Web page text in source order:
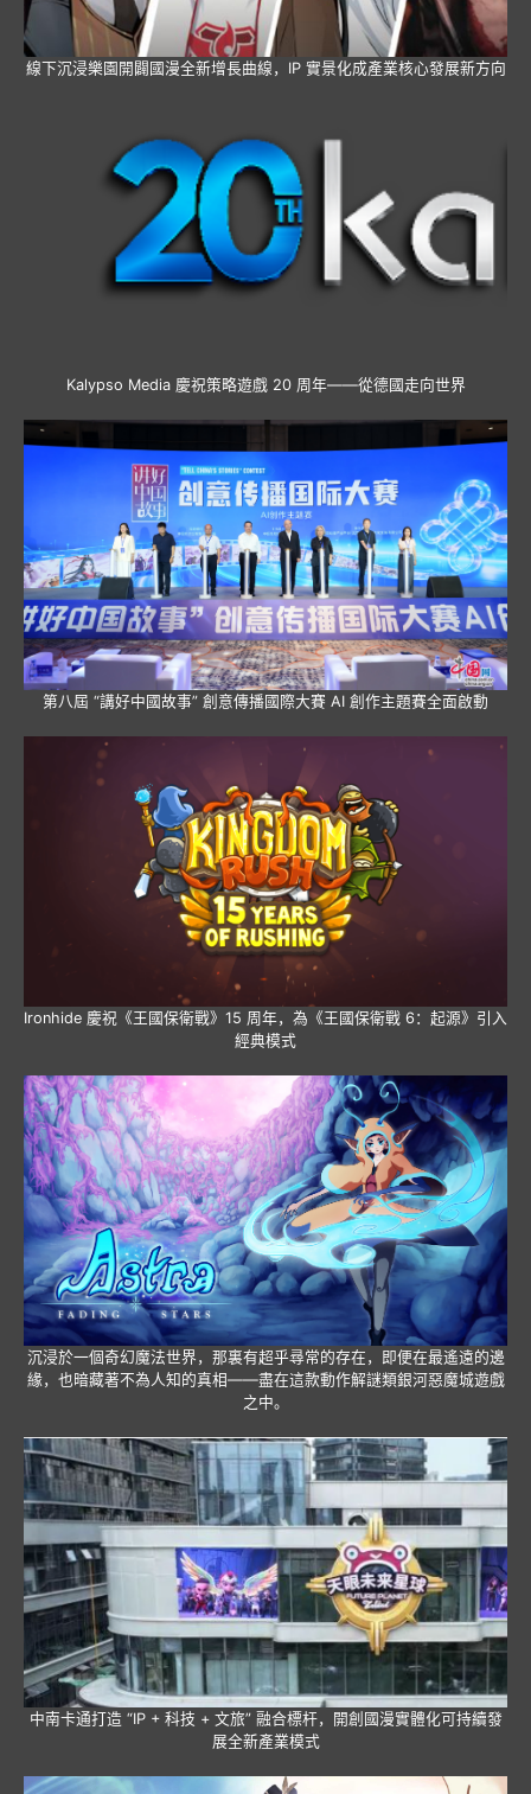
線下沉浸樂園開闢國漫全新增長曲線，IP 實景化成產業核心發展新方向
Kalypso Media 慶祝策略遊戲 20 周年——從德國走向世界
第八屆 “講好中國故事” 創意傳播國際大賽 AI 創作主題賽全面啟動
Ironhide 慶祝《王國保衛戰》15 周年，為《王國保衛戰 6：起源》引入
經典模式
沉浸於一個奇幻魔法世界，那裏有超乎尋常的存在，即便在最遙遠的邊
緣，也暗藏著不為人知的真相——盡在這款動作解謎類銀河惡魔城遊戲
之中。
中南卡通打造 “IP + 科技 + 文旅” 融合標杆，開創國漫實體化可持續發
展全新產業模式